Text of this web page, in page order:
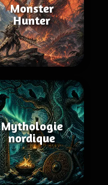
Monster
Hunter
Mythologie
nordique